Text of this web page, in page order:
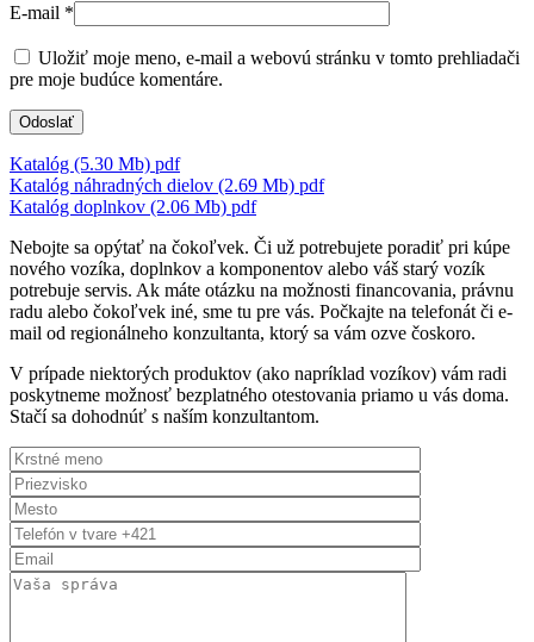
E-mail *
Uložiť moje meno, e-mail a webovú stránku v tomto prehliadači
pre moje budúce komentáre.
Katalóg (5.30 Mb) pdf
Katalóg náhradných dielov (2.69 Mb) pdf
Katalóg doplnkov (2.06 Mb) pdf
Nebojte sa opýtať na čokoľvek. Či už potrebujete poradiť pri kúpe
nového vozíka, doplnkov a komponentov alebo váš starý vozík
potrebuje servis. Ak máte otázku na možnosti financovania, právnu
radu alebo čokoľvek iné, sme tu pre vás. Počkajte na telefonát či e-
mail od regionálneho konzultanta, ktorý sa vám ozve čoskoro.
V prípade niektorých produktov (ako napríklad vozíkov) vám radi
poskytneme možnosť bezplatného otestovania priamo u vás doma.
Stačí sa dohodnúť s naším konzultantom.